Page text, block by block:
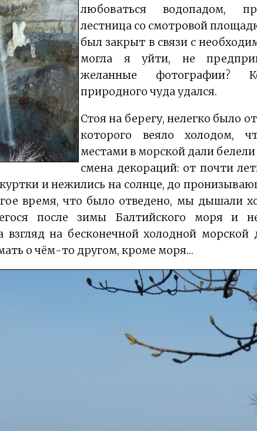
любоваться водопадом,
лестница со смотровой
был закрыт в связи с
могла я уйти, не
желанные фотографии?
природного чуда удался.
Стоя на берегу, нелегко было
которого веяло холодом,
местами в морской дали
смена декораций: от почти
и нежились на солнце, до
время, что было отведено, мы дышали
после зимы Балтийского моря и
взгляд на бесконечной холодной
о чём-то другом, кроме моря…